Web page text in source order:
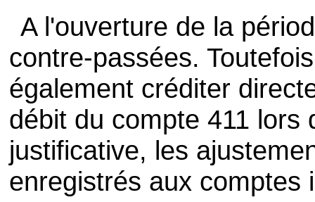
A l'ouverture de la
contre-passées.
également créditer
débit du compte 411 lors
justificative, les
enregistrés aux comptes